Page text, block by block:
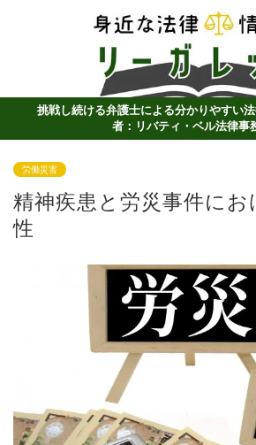
挑戦し続ける弁護士による分かりやすい
者：リバティ・ベル法律事
労働災害
精神疾患と労災事件にお
性